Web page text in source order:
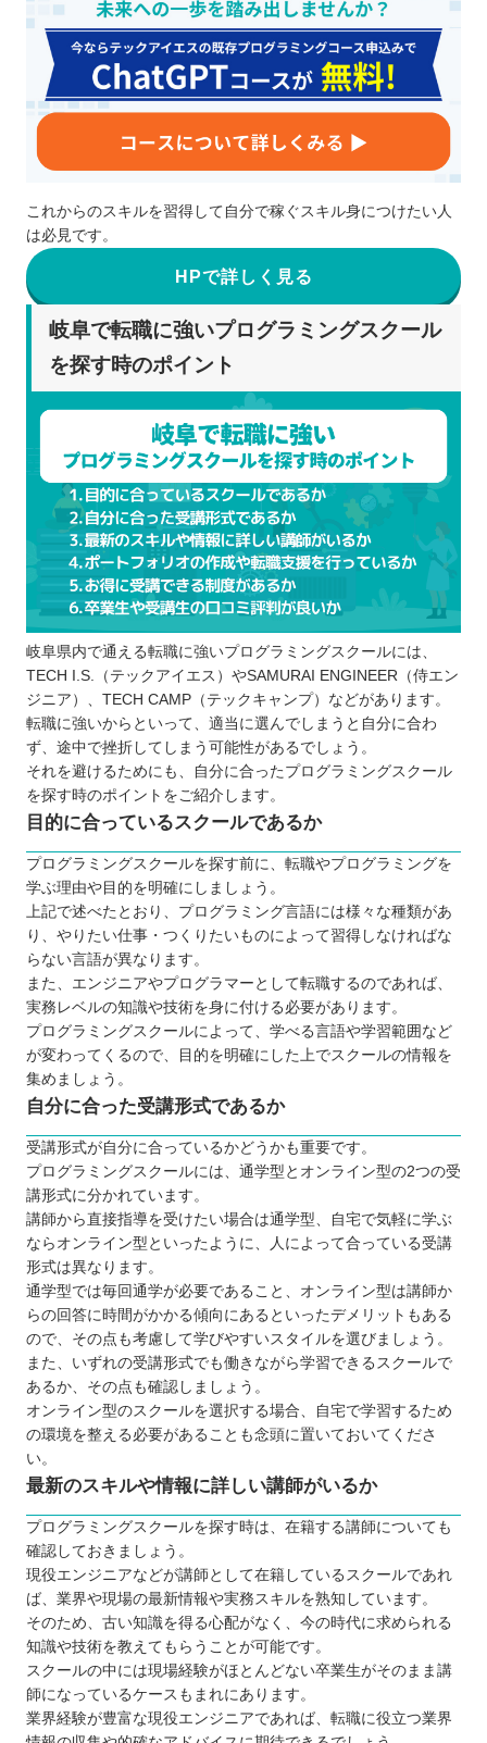
これからのスキルを習得して自分で稼ぐスキル身につけたい人
は必見です。
HPで詳しく見る
岐阜で転職に強いプログラミングスクール
を探す時のポイント
岐阜県内で通える転職に強いプログラミングスクールには、
TECH I.S.（テックアイエス）やSAMURAI ENGINEER（侍エン
ジニア）、TECH CAMP（テックキャンプ）などがあります。
転職に強いからといって、適当に選んでしまうと自分に合わ
ず、途中で挫折してしまう可能性があるでしょう。
それを避けるためにも、自分に合ったプログラミングスクール
を探す時のポイントをご紹介します。
目的に合っているスクールであるか
プログラミングスクールを探す前に、転職やプログラミングを
学ぶ理由や目的を明確にしましょう。
上記で述べたとおり、プログラミング言語には様々な種類があ
り、やりたい仕事・つくりたいものによって習得しなければな
らない言語が異なります。
また、エンジニアやプログラマーとして転職するのであれば、
実務レベルの知識や技術を身に付ける必要があります。
プログラミングスクールによって、学べる言語や学習範囲など
が変わってくるので、目的を明確にした上でスクールの情報を
集めましょう。
自分に合った受講形式であるか
受講形式が自分に合っているかどうかも重要です。
プログラミングスクールには、通学型とオンライン型の2つの受
講形式に分かれています。
講師から直接指導を受けたい場合は通学型、自宅で気軽に学ぶ
ならオンライン型といったように、人によって合っている受講
形式は異なります。
通学型では毎回通学が必要であること、オンライン型は講師か
らの回答に時間がかかる傾向にあるといったデメリットもある
ので、その点も考慮して学びやすいスタイルを選びましょう。
また、いずれの受講形式でも働きながら学習できるスクールで
あるか、その点も確認しましょう。
オンライン型のスクールを選択する場合、自宅で学習するため
の環境を整える必要があることも念頭に置いておいてくださ
い。
最新のスキルや情報に詳しい講師がいるか
プログラミングスクールを探す時は、在籍する講師についても
確認しておきましょう。
現役エンジニアなどが講師として在籍しているスクールであれ
ば、業界や現場の最新情報や実務スキルを熟知しています。
そのため、古い知識を得る心配がなく、今の時代に求められる
知識や技術を教えてもらうことが可能です。
スクールの中には現場経験がほとんどない卒業生がそのまま講
師になっているケースもまれにあります。
業界経験が豊富な現役エンジニアであれば、転職に役立つ業界